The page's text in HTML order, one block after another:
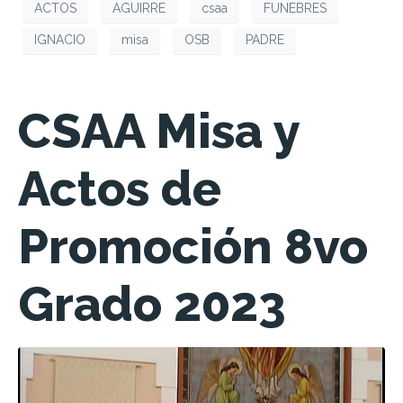
ACTOS AGUIRRE csaa FUNEBRES
IGNACIO misa OSB PADRE
CSAA Misa y
Actos de
Promoción 8vo
Grado 2023